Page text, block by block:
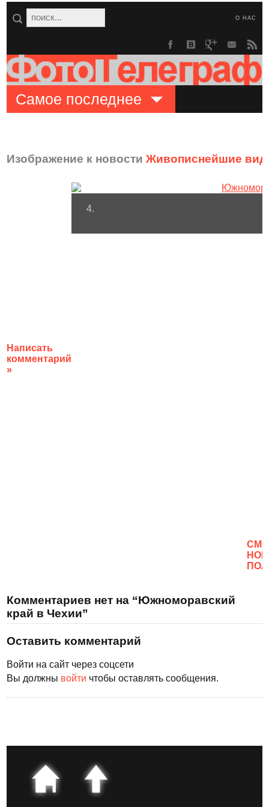
О НАС
Самое последнее
Изображение к новостиЖивописнейшие
Написать
комментарий
»
4.
Комментариев нет на “Южноморавский
край в Чехии”
Оставить комментарий
Войти на сайт через соцсети
Вы должны войти чтобы оставлять сообщения.